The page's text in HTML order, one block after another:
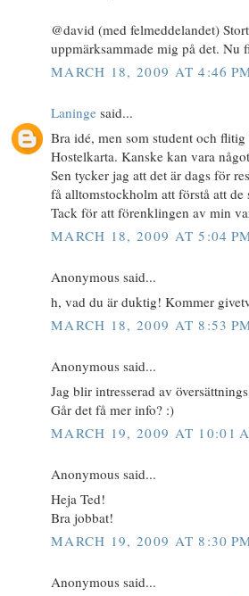
@david (med felmeddelandet)
uppmärksammade mig på det. Nu
MARCH 18, 2009 AT 4:46
Laninge said...
Bra idé, men som student och
Hostelkarta. Kanske kan vara
Sen tycker jag att det är dags för
få alltomstockholm att förstå att
Tack för att förenklingen av min
MARCH 18, 2009 AT 5:04
Anonymous said...
h, vad du är duktig! Kommer
MARCH 18, 2009 AT 8:53
Anonymous said...
Jag blir intresserad av
Går det få mer info? :)
MARCH 19, 2009 AT 10:01
Anonymous said...
Heja Ted!
Bra jobbat!
MARCH 19, 2009 AT 8:30
Anonymous said...